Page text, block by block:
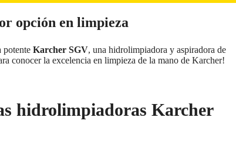
opción en limpieza
potente Karcher SGV, una hidrolimpiadora y aspiradora de
conocer la excelencia en limpieza de la mano de Karcher!
hidrolimpiadoras Karcher